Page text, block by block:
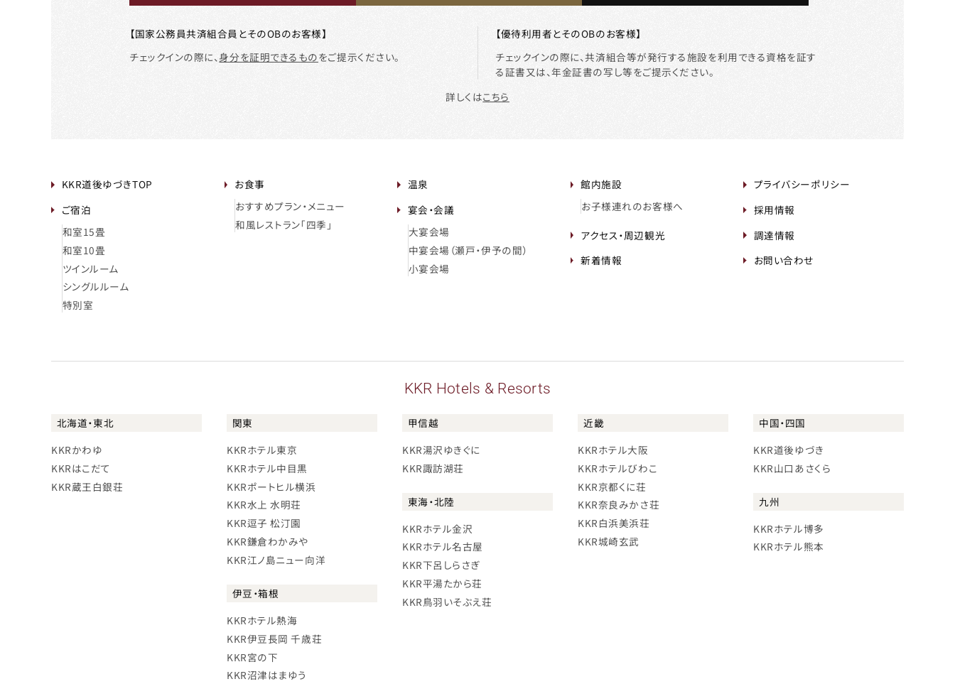
【国家公務員共済組合員とそのOBのお客様】
チェックインの際に、身分を証明できるものをご提示ください。
【優待利用者とそのOBのお客様】
チェックインの際に、共済組合等が発行する施設を利用できる資格を証す
る証書又は、年金証書の写し等をご提示ください。
詳しくはこちら
KKR道後ゆづきTOP
ご宿泊
和室15畳
和室10畳
ツインルーム
シングルルーム
特別室
お食事
おすすめプラン・メニュー
和風レストラン「四季」
温泉
宴会・会議
大宴会場
中宴会場（瀬戸・伊予の間）
小宴会場
館内施設
お子様連れのお客様へ
アクセス・周辺観光
新着情報
プライバシーポリシー
採用情報
調達情報
お問い合わせ
KKR Hotels & Resorts
北海道・東北
KKRかわゆ
KKRはこだて
KKR蔵王白銀荘
関東
KKRホテル東京
KKRホテル中目黒
KKRポートヒル横浜
KKR水上 水明荘
KKR逗子 松汀園
KKR鎌倉わかみや
KKR江ノ島ニュー向洋
伊豆・箱根
KKRホテル熱海
KKR伊豆長岡 千歳荘
KKR宮の下
KKR沼津はまゆう
甲信越
KKR湯沢ゆきぐに
KKR諏訪湖荘
東海・北陸
KKRホテル金沢
KKRホテル名古屋
KKR下呂しらさぎ
KKR平湯たから荘
KKR鳥羽いそぶえ荘
近畿
KKRホテル大阪
KKRホテルびわこ
KKR京都くに荘
KKR奈良みかさ荘
KKR白浜美浜荘
KKR城崎玄武
中国・四国
KKR道後ゆづき
KKR山口あさくら
九州
KKRホテル博多
KKRホテル熊本